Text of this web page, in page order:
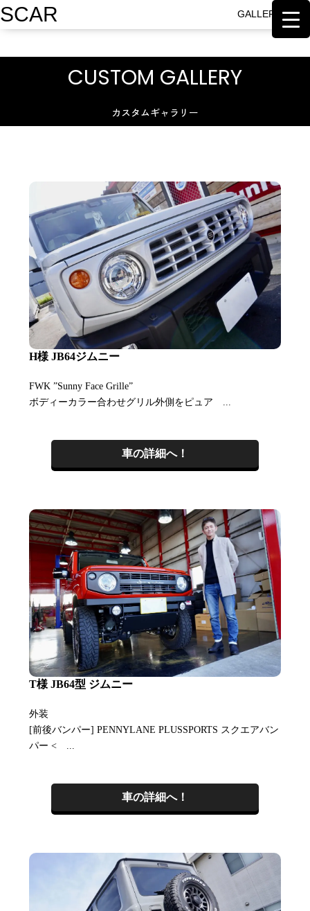
SCAR GALLERY BACK
CUSTOM GALLERY
カスタムギャラリー
H様 JB64ジムニー
FWK ”Sunny Face Grille”
ボディーカラー合わせグリル外側をピュア ...
車の詳細へ！
T様 JB64型 ジムニー
外装
[前後バンパー] PENNYLANE PLUSSPORTS スクエアバン
パー < ...
車の詳細へ！